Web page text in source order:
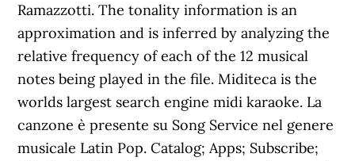
Ramazzotti. The tonality information is an
approximation and is inferred by analyzing the
relative frequency of each of the 12 musical
notes being played in the file. Miditeca is the
worlds largest search engine midi karaoke. La
canzone è presente su Song Service nel genere
musicale Latin Pop. Catalog; Apps; Subscribe;